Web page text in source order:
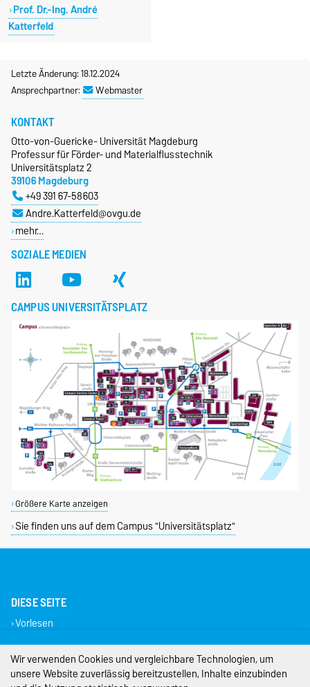
Prof. Dr.-Ing. André
Katterfeld
Letzte Änderung: 18.12.2024
Ansprechpartner:
Webmaster
SOZIALE MEDIEN
KONTAKT
Otto-von-Guericke- Universität Magdeburg
Professur für Förder- und Materialflusstechnik
Universitätsplatz 2
39106 Magdeburg
+49 391 67-58603
Andre.Katterfeld@ovgu.de
mehr…
CAMPUS UNIVERSITÄTSPLATZ
Größere Karte anzeigen
Sie finden uns auf dem Campus "Universitätsplatz"
DIESE SEITE
Vorlesen
Impressum
Wir verwenden Cookies und vergleichbare Technologien, um
unsere Website zuverlässig bereitzustellen, Inhalte einzubinden